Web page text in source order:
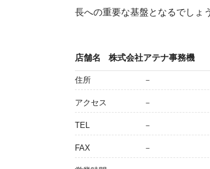
長への重要な基盤となるでしょう
店舗名 株式会社アテナ事務機
住所 －
アクセス －
TEL －
FAX －